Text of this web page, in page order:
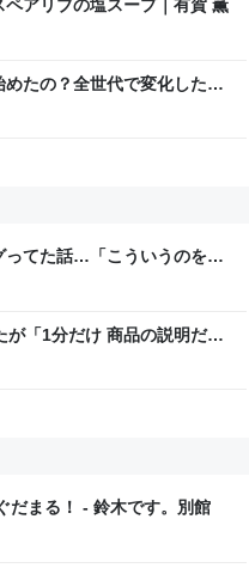
アリブの塩スープ｜有賀 薫
めたの？全世代で変化したよ
ってた話…「こういうのを晒
」という正規サービスだと
が「1分だけ 商品の説明だけ
聞いてくれますか」と言わ
だまる！ - 鈴木です。別館